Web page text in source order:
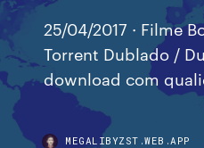
25/04/2017 · Filme
Torrent Dublado /
download com
MEGALIBYZST.WEB.APP